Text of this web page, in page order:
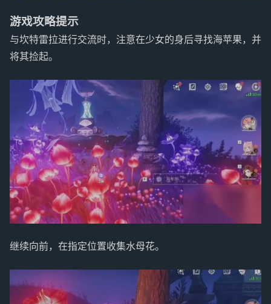
游戏攻略提示
与坎特雷拉进行交流时，注意在少女的身后寻找海苹果，并
将其捡起。
继续向前，在指定位置收集水母花。